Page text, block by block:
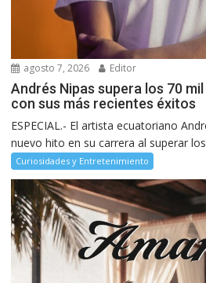
agosto 7, 2026 Editor
Andrés Nipas supera los 70
con sus más recientes éxitos
ESPECIAL.- El artista ecuatoriano
nuevo hito en su carrera al superar
Curiosidades y Entretenimiento